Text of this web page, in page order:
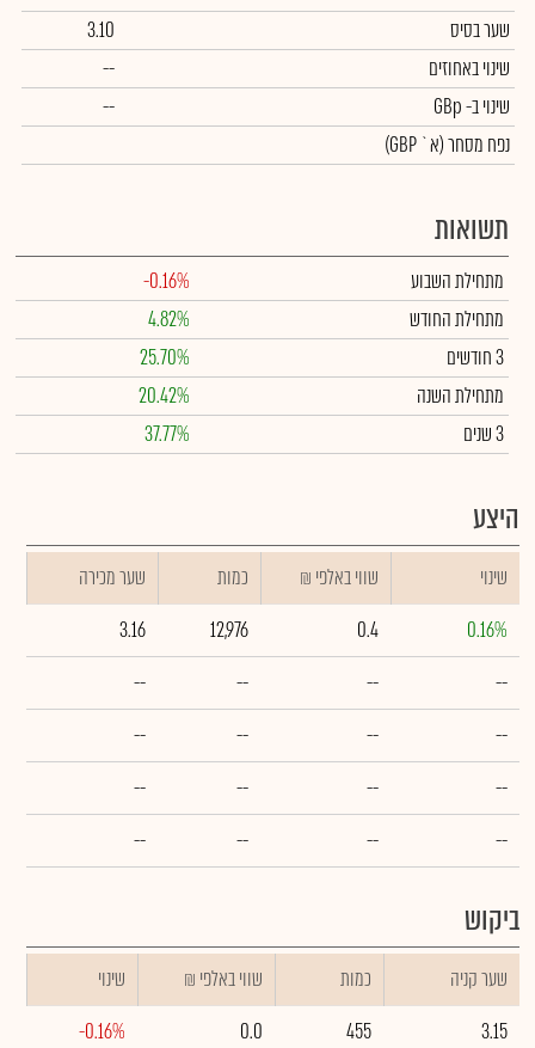
שער בסיס
3.10
שינוי באחוזים
--
שינויב- GBp
--
נפח מסחר(א` GBP)
תשואות
מתחילת השבוע
-0.16%
מתחילת החודש
4.82%
3 חודשים
25.70%
מתחילת השנה
20.42%
3 שנים
37.77%
היצע
שינוי ₪ שווי באלפי כמות
שער מכירה
0.16%
0.4
12,976
3.16
--
--
--
--
--
--
--
--
--
--
--
--
--
--
--
--
ביקוש
שער קניה כמות ₪ שווי באלפי
שינוי
3.15
455
0.0
-0.16%